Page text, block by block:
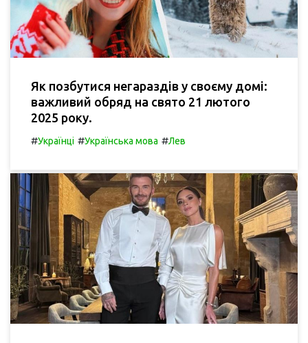
Як позбутися негараздів у своєму домі:
важливий обряд на свято 21 лютого
2025 року.
#Українці #Українська мова #Лев